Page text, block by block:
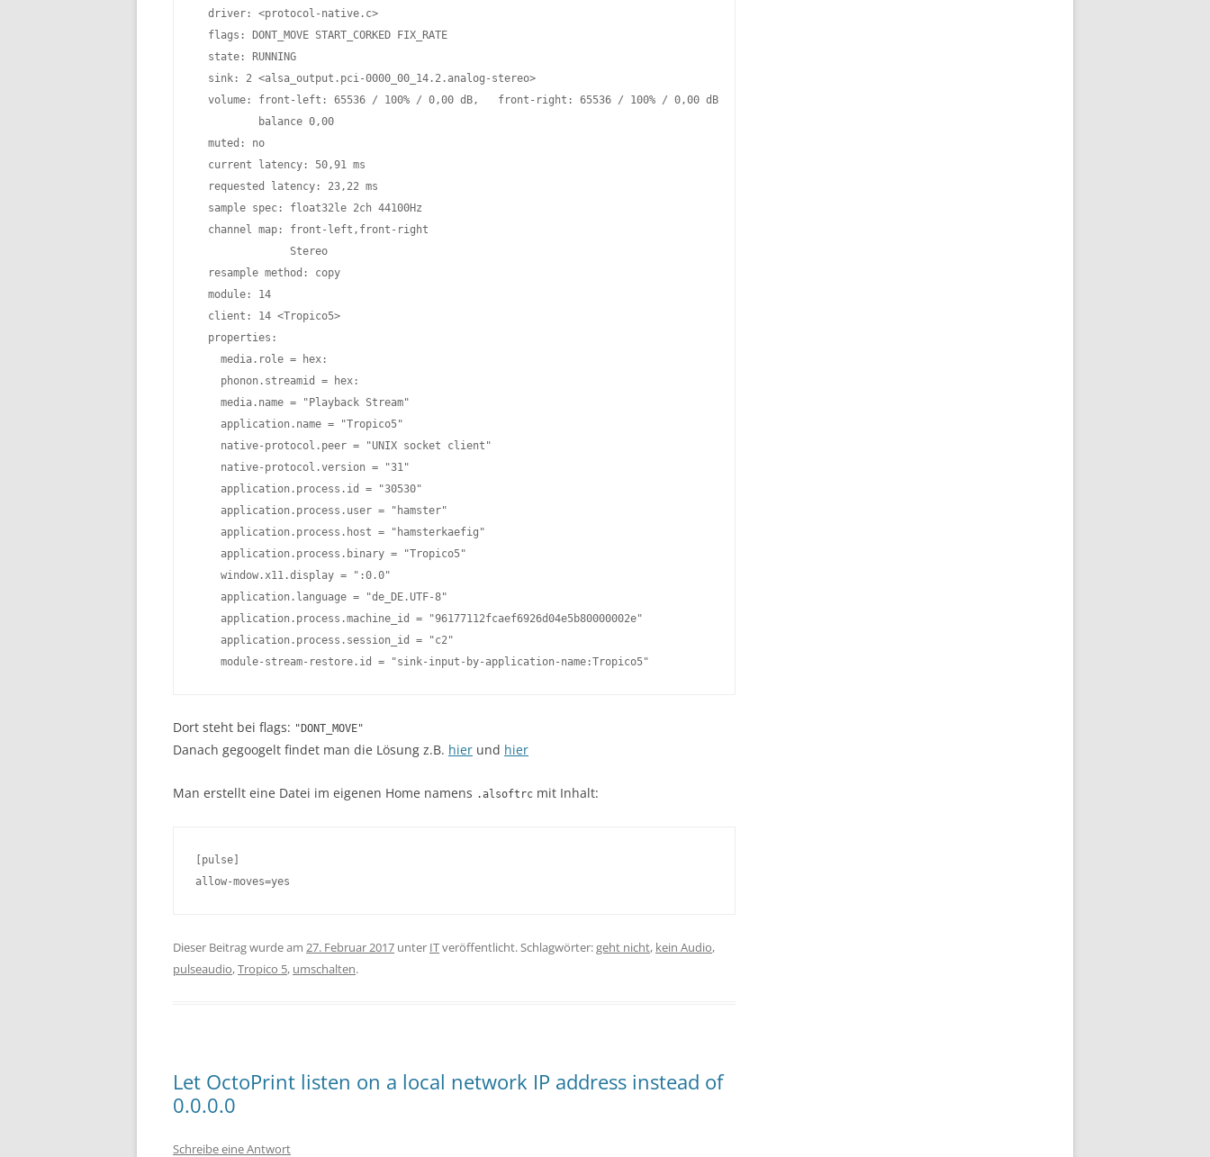
driver: <protocol-native.c>
flags: DONT_MOVE START_CORKED FIX_RATE
state: RUNNING
sink: 2 <alsa_output.pci-0000_00_14.2.analog-stereo>
volume: front-left: 65536 / 100% / 0,00 dB,   front-right: 65536 / 100% / 0,00 dB
balance 0,00
muted: no
current latency: 50,91 ms
requested latency: 23,22 ms
sample spec: float32le 2ch 44100Hz
channel map: front-left,front-right
Stereo
resample method: copy
module: 14
client: 14 <Tropico5>
properties:
media.role = hex:
phonon.streamid = hex:
media.name = "Playback Stream"
application.name = "Tropico5"
native-protocol.peer = "UNIX socket client"
native-protocol.version = "31"
application.process.id = "30530"
application.process.user = "hamster"
application.process.host = "hamsterkaefig"
application.process.binary = "Tropico5"
window.x11.display = ":0.0"
application.language = "de_DE.UTF-8"
application.process.machine_id = "96177112fcaef6926d04e5b80000002e"
application.process.session_id = "c2"
module-stream-restore.id = "sink-input-by-application-name:Tropico5"
Dort steht bei flags: "DONT_MOVE"
Danach gegoogelt findet man die Lösung z.B. hier und hier
Man erstellt eine Datei im eigenen Home namens .alsoftrc mit Inhalt:
[pulse]
allow-moves=yes
Dieser Beitrag wurde am 27. Februar 2017 unter ITveröffentlicht. Schlagwörter:geht nicht, kein Audio,
pulseaudio,Tropico 5, umschalten.
Let OctoPrint listen on a local network IP address instead of
0.0.0.0
Schreibe eine Antwort